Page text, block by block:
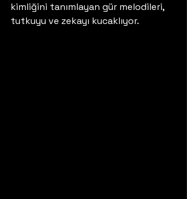
kimliğini tanımlayan gür melodileri,
tutkuyu ve zekayı kucaklıyor.